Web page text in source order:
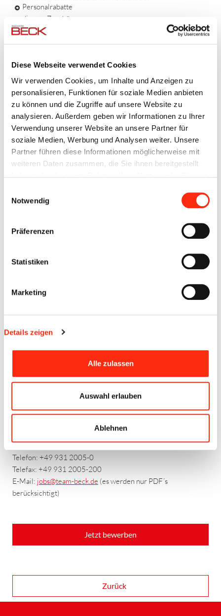
Diese Webseite verwendet Cookies
Wir verwenden Cookies, um Inhalte und Anzeigen zu
personalisieren, Funktionen für soziale Medien anbieten
zu können und die Zugriffe auf unsere Website zu
analysieren. Außerdem geben wir Informationen zu Ihrer
Verwendung unserer Website an unsere Partner für
soziale Medien, Werbung und Analysen weiter. Unsere
Partner führen diese Informationen möglicherweise mit
weiteren Daten zusammen, die Sie ihnen bereitgestellt
Notwendig
Präferenzen
Statistiken
Marketing
Details zeigen
Alle zulassen
Auswahl erlauben
Ablehnen
Personalrabatte
diverse Zuschüsse
Jobrad
Weihnachtsgeld gestaffelt nach Betriebszugehörigkeit
IHRE AUFGABEN SIND:
Einweisung und Kontrolle von Auszubildenden innerhalb
der Projekte / Baustellen
Installationsarbeiten
Führen von Arbeitsberichten
Erstellung von Aufmaßen und Einhalten von Bauzeiten
Eigenverantwortliches Erstellen der
Baustellendokumentationen
WEITERBILDUNG im Bereich LICHTRUFANLAGEN
- Herstellerübergreifende Schulungen wie ESPA,
Alarmserver, Telefonanlagen
- EDV-Spezialkenntnisse - IP-Range, IP-Konfiguration,
PC-Windows Kenntnisse - Software installieren, upgraden,
Shell)
Führerschein Klasse B
Bereitschaftsdienst-auch überREMOTE / TEAMVIEWER
DIE BEWERBUNG RICHTEN SIE AN:
Team Elektro Beck GmbH & Co. KG
Personalabteilung/ Frau Christine Beck-Meidt
Telefon: +49 931 2005-0
Telefax: +49 931 2005-200
E-Mail: jobs@team-beck.de (es werden nur PDF´s
berücksichtigt)
Jetzt bewerben
Zurück